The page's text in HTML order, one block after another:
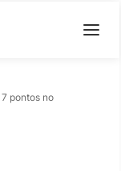
pontos no